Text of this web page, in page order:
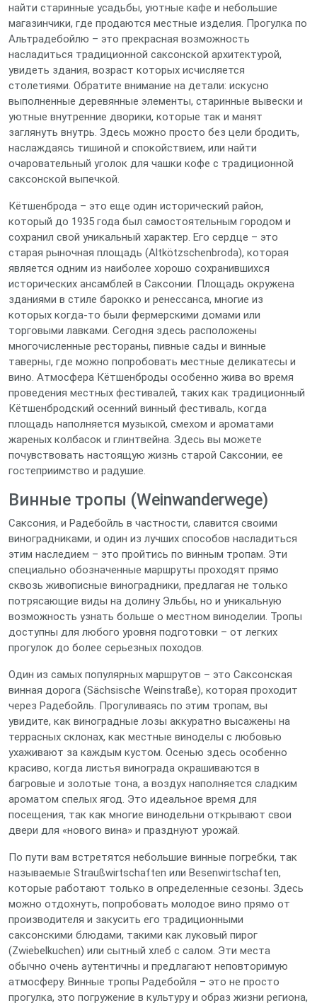
найти старинные усадьбы, уютные кафе и небольшие
магазинчики, где продаются местные изделия. Прогулка по
Альтрадебойлю – это прекрасная возможность
насладиться традиционной саксонской архитектурой,
увидеть здания, возраст которых исчисляется
столетиями. Обратите внимание на детали: искусно
выполненные деревянные элементы, старинные вывески и
уютные внутренние дворики, которые так и манят
заглянуть внутрь. Здесь можно просто без цели бродить,
наслаждаясь тишиной и спокойствием, или найти
очаровательный уголок для чашки кофе с традиционной
саксонской выпечкой.
Кётшенброда – это еще один исторический район,
который до 1935 года был самостоятельным городом и
сохранил свой уникальный характер. Его сердце – это
старая рыночная площадь (Altkötzschenbroda), которая
является одним из наиболее хорошо сохранившихся
исторических ансамблей в Саксонии. Площадь окружена
зданиями в стиле барокко и ренессанса, многие из
которых когда-то были фермерскими домами или
торговыми лавками. Сегодня здесь расположены
многочисленные рестораны, пивные сады и винные
таверны, где можно попробовать местные деликатесы и
вино. Атмосфера Кётшенброды особенно жива во время
проведения местных фестивалей, таких как традиционный
Кётшенбродский осенний винный фестиваль, когда
площадь наполняется музыкой, смехом и ароматами
жареных колбасок и глинтвейна. Здесь вы можете
почувствовать настоящую жизнь старой Саксонии, ее
гостеприимство и радушие.
Винные тропы (Weinwanderwege)
Саксония, и Радебойль в частности, славится своими
виноградниками, и один из лучших способов насладиться
этим наследием – это пройтись по винным тропам. Эти
специально обозначенные маршруты проходят прямо
сквозь живописные виноградники, предлагая не только
потрясающие виды на долину Эльбы, но и уникальную
возможность узнать больше о местном виноделии. Тропы
доступны для любого уровня подготовки – от легких
прогулок до более серьезных походов.
Один из самых популярных маршрутов – это Саксонская
винная дорога (Sächsische Weinstraße), которая проходит
через Радебойль. Прогуливаясь по этим тропам, вы
увидите, как виноградные лозы аккуратно высажены на
террасных склонах, как местные виноделы с любовью
ухаживают за каждым кустом. Осенью здесь особенно
красиво, когда листья винограда окрашиваются в
багровые и золотые тона, а воздух наполняется сладким
ароматом спелых ягод. Это идеальное время для
посещения, так как многие винодельни открывают свои
двери для «нового вина» и празднуют урожай.
По пути вам встретятся небольшие винные погребки, так
называемые Straußwirtschaften или Besenwirtschaften,
которые работают только в определенные сезоны. Здесь
можно отдохнуть, попробовать молодое вино прямо от
производителя и закусить его традиционными
саксонскими блюдами, такими как луковый пирог
(Zwiebelkuchen) или сытный хлеб с салом. Эти места
обычно очень аутентичны и предлагают неповторимую
атмосферу. Винные тропы Радебойля – это не просто
прогулка, это погружение в культуру и образ жизни региона,